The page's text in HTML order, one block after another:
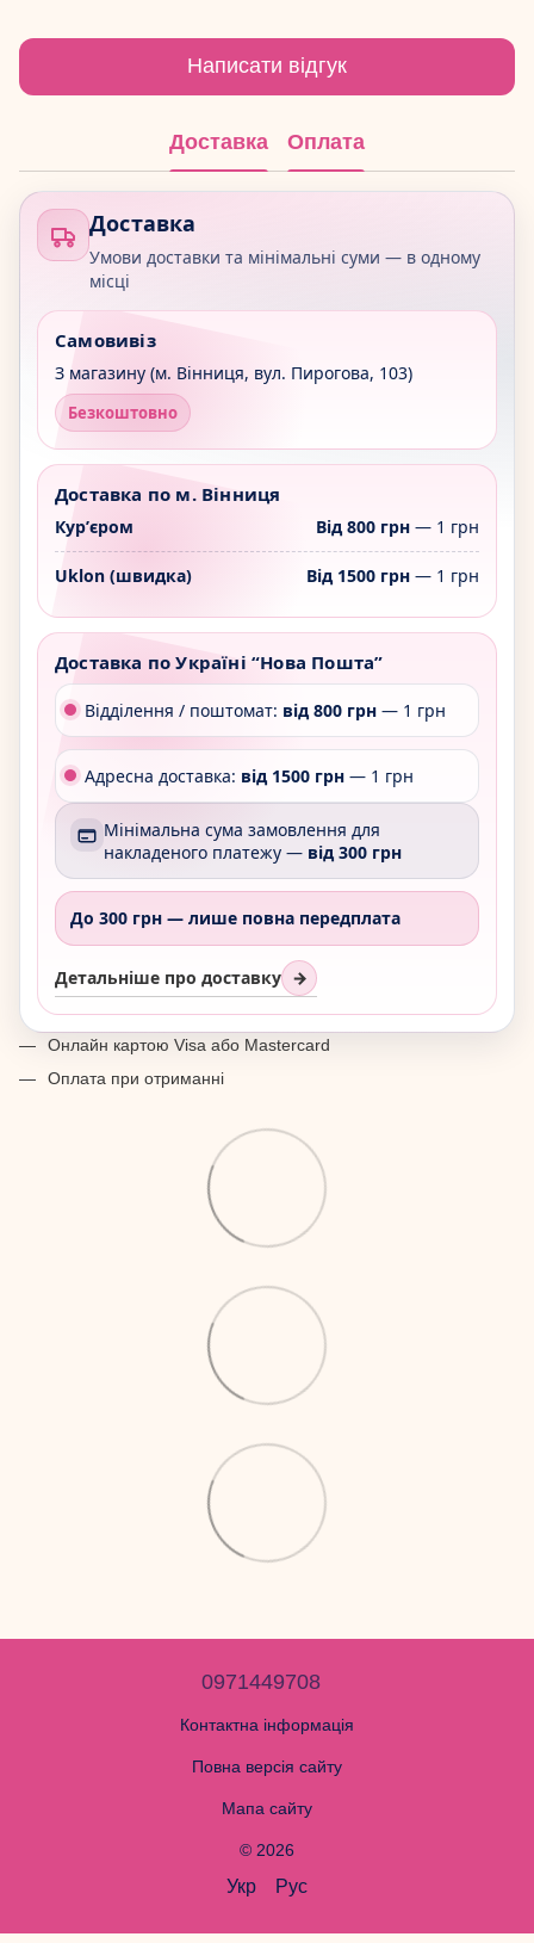
Написати відгук
Доставка Оплата
Доставка
Умови доставки та мінімальні суми — в одному
місці
Самовивіз
З магазину (м. Вінниця, вул. Пирогова, 103)
Безкоштовно
Доставка по м. Вінниця
Курʼєром Від 800 грн— 1 грн
Uklon (швидка) Від 1500 грн— 1 грн
Доставка по Україні “Нова Пошта”
Відділення / поштомат: від 800 грн — 1 грн
Адресна доставка: від 1500 грн — 1 грн
Мінімальна сума замовлення для
накладеного платежу — від 300 грн
До 300 грн — лише повна передплата
Детальніше про доставку →
Онлайн картою Visa або Mastercard
Оплата при отриманні
0971449708
Контактна інформація
Повна версія сайту
Мапа сайту
© 2026
Укр Рус